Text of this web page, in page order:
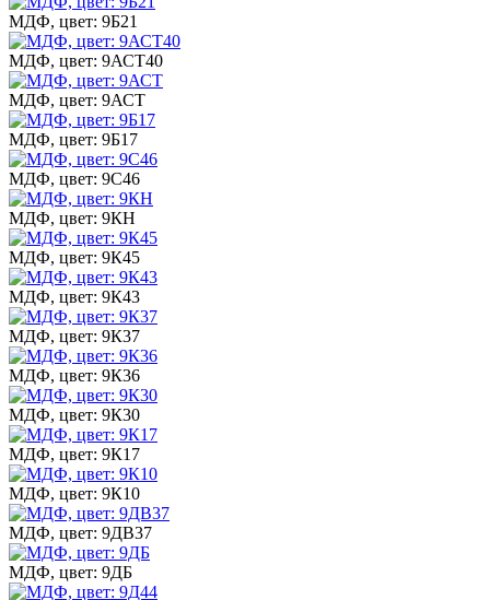
МДФ, цвет: 9Б21
МДФ, цвет: 9АСТ40
МДФ, цвет: 9АСТ
МДФ, цвет: 9Б17
МДФ, цвет: 9С46
МДФ, цвет: 9КН
МДФ, цвет: 9К45
МДФ, цвет: 9К43
МДФ, цвет: 9К37
МДФ, цвет: 9К36
МДФ, цвет: 9К30
МДФ, цвет: 9К17
МДФ, цвет: 9К10
МДФ, цвет: 9ДВ37
МДФ, цвет: 9ДБ